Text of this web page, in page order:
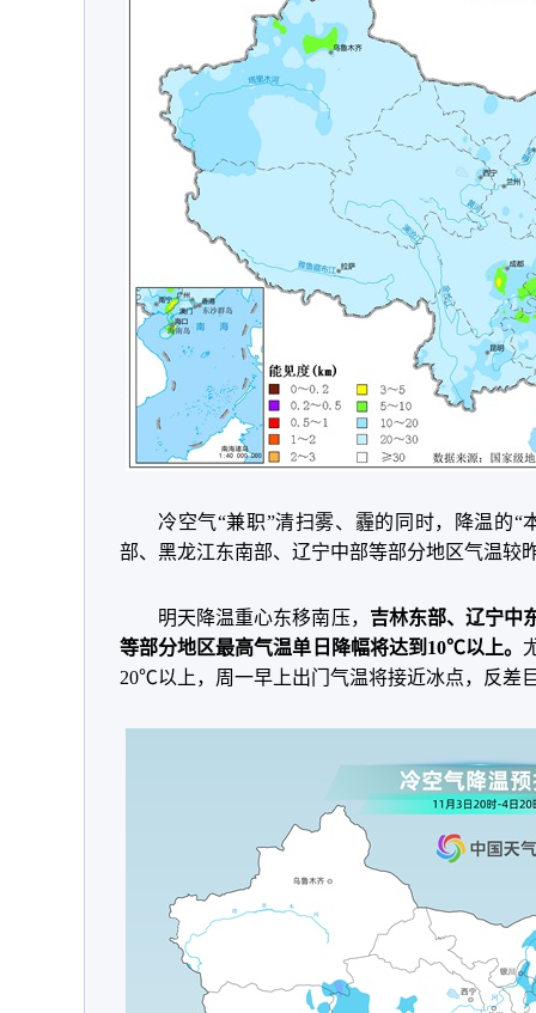
冷空气“兼职”清扫雾、霾的同时，降温的“
部、黑龙江东南部、辽宁中部等部分地区气温较
明天降温重心东移南压， 吉林东部、辽宁中
等部分地区最高气温单日降幅将达到10℃以上。
20℃以上，周一早上出门气温将接近冰点，反差